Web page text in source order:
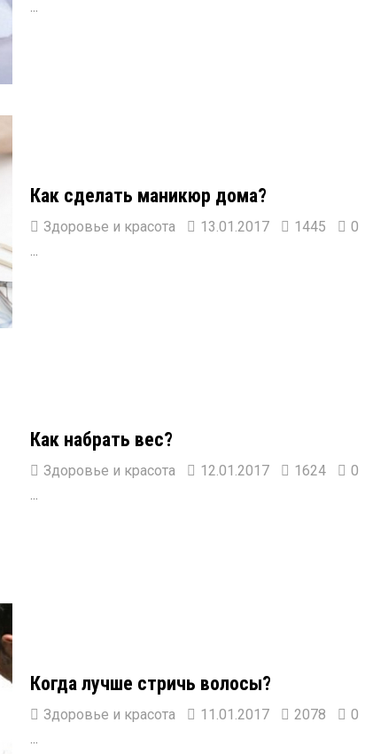
Как сделать маникюр дома?
Здоровье и красота 13.01.2017 1445 0
Как набрать вес?
Здоровье и красота 12.01.2017 1624 0
Когда лучше стричь волосы?
Здоровье и красота 11.01.2017 2078 0